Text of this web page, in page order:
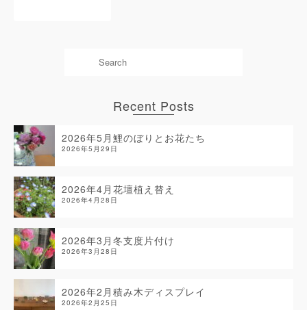
Recent Posts
2026年5月鯉のぼりとお花たち
2026年5月29日
2026年4月花壇植え替え
2026年4月28日
2026年3月冬支度片付け
2026年3月28日
2026年2月積み木ディスプレイ
2026年2月25日